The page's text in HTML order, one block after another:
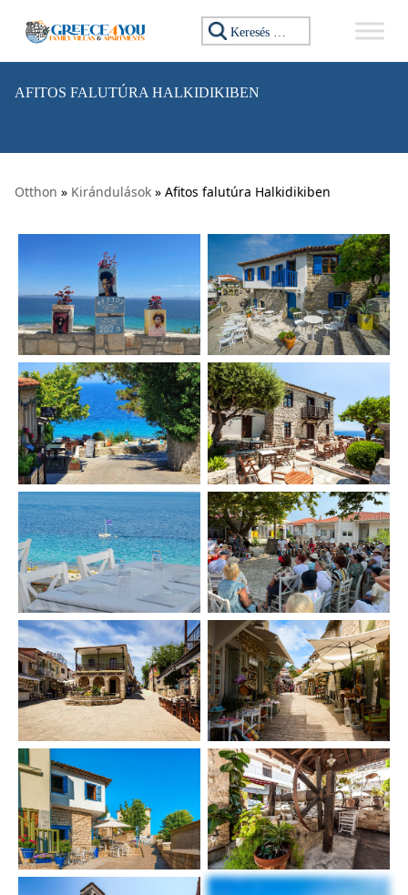
Keresés:
AFITOS FALUTÚRA HALKIDIKIBEN
Otthon » Kirándulások » Afitos falutúra Halkidikiben